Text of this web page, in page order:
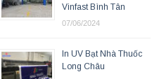
Vinfast Bình Tân
07/06/2024
In UV Bạt Nhà Thuốc
Long Châu